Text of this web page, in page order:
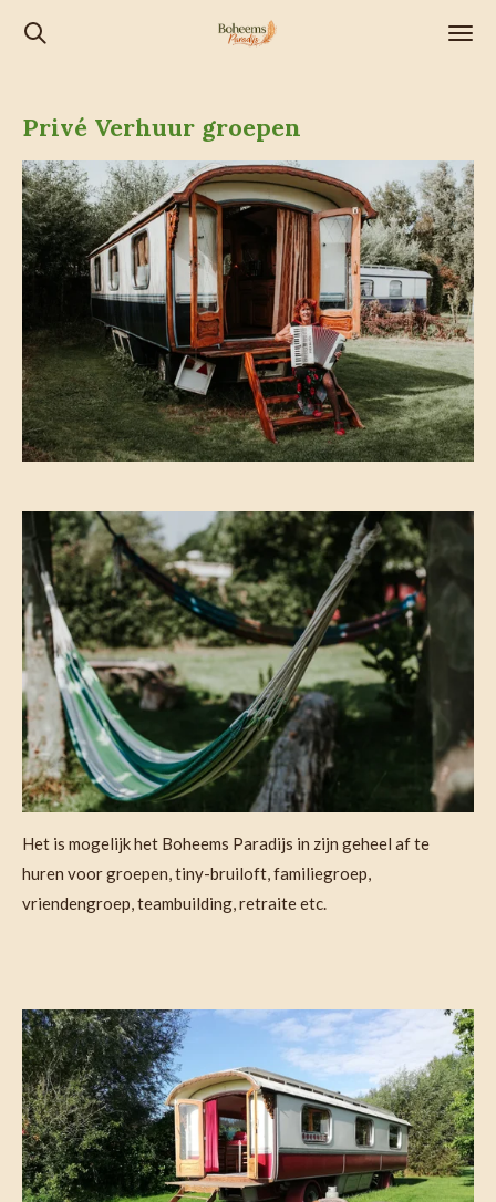
Ga
Privé Verhuur groepen
Het is mogelijk het Boheems Paradijs in zijn geheel af te
huren voor groepen, tiny-bruiloft, familiegroep,
vriendengroep, teambuilding, retraite etc.